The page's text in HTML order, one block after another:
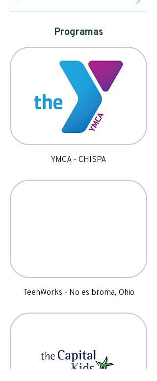
Programas
YMCA - CHISPA
TeenWorks - No es broma, Ohio